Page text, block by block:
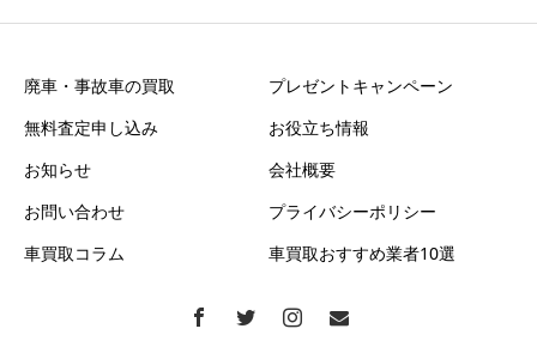
廃車・事故車の買取
プレゼントキャンペーン
無料査定申し込み
お役立ち情報
お知らせ
会社概要
お問い合わせ
プライバシーポリシー
車買取コラム
車買取おすすめ業者10選